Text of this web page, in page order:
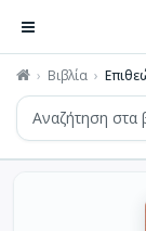
Βιβλία